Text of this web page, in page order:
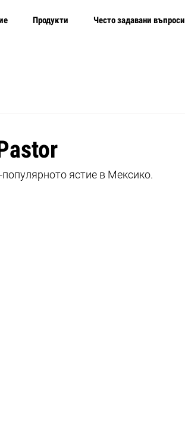
Продукти Често задавани въпроси
ястие в Мексико.